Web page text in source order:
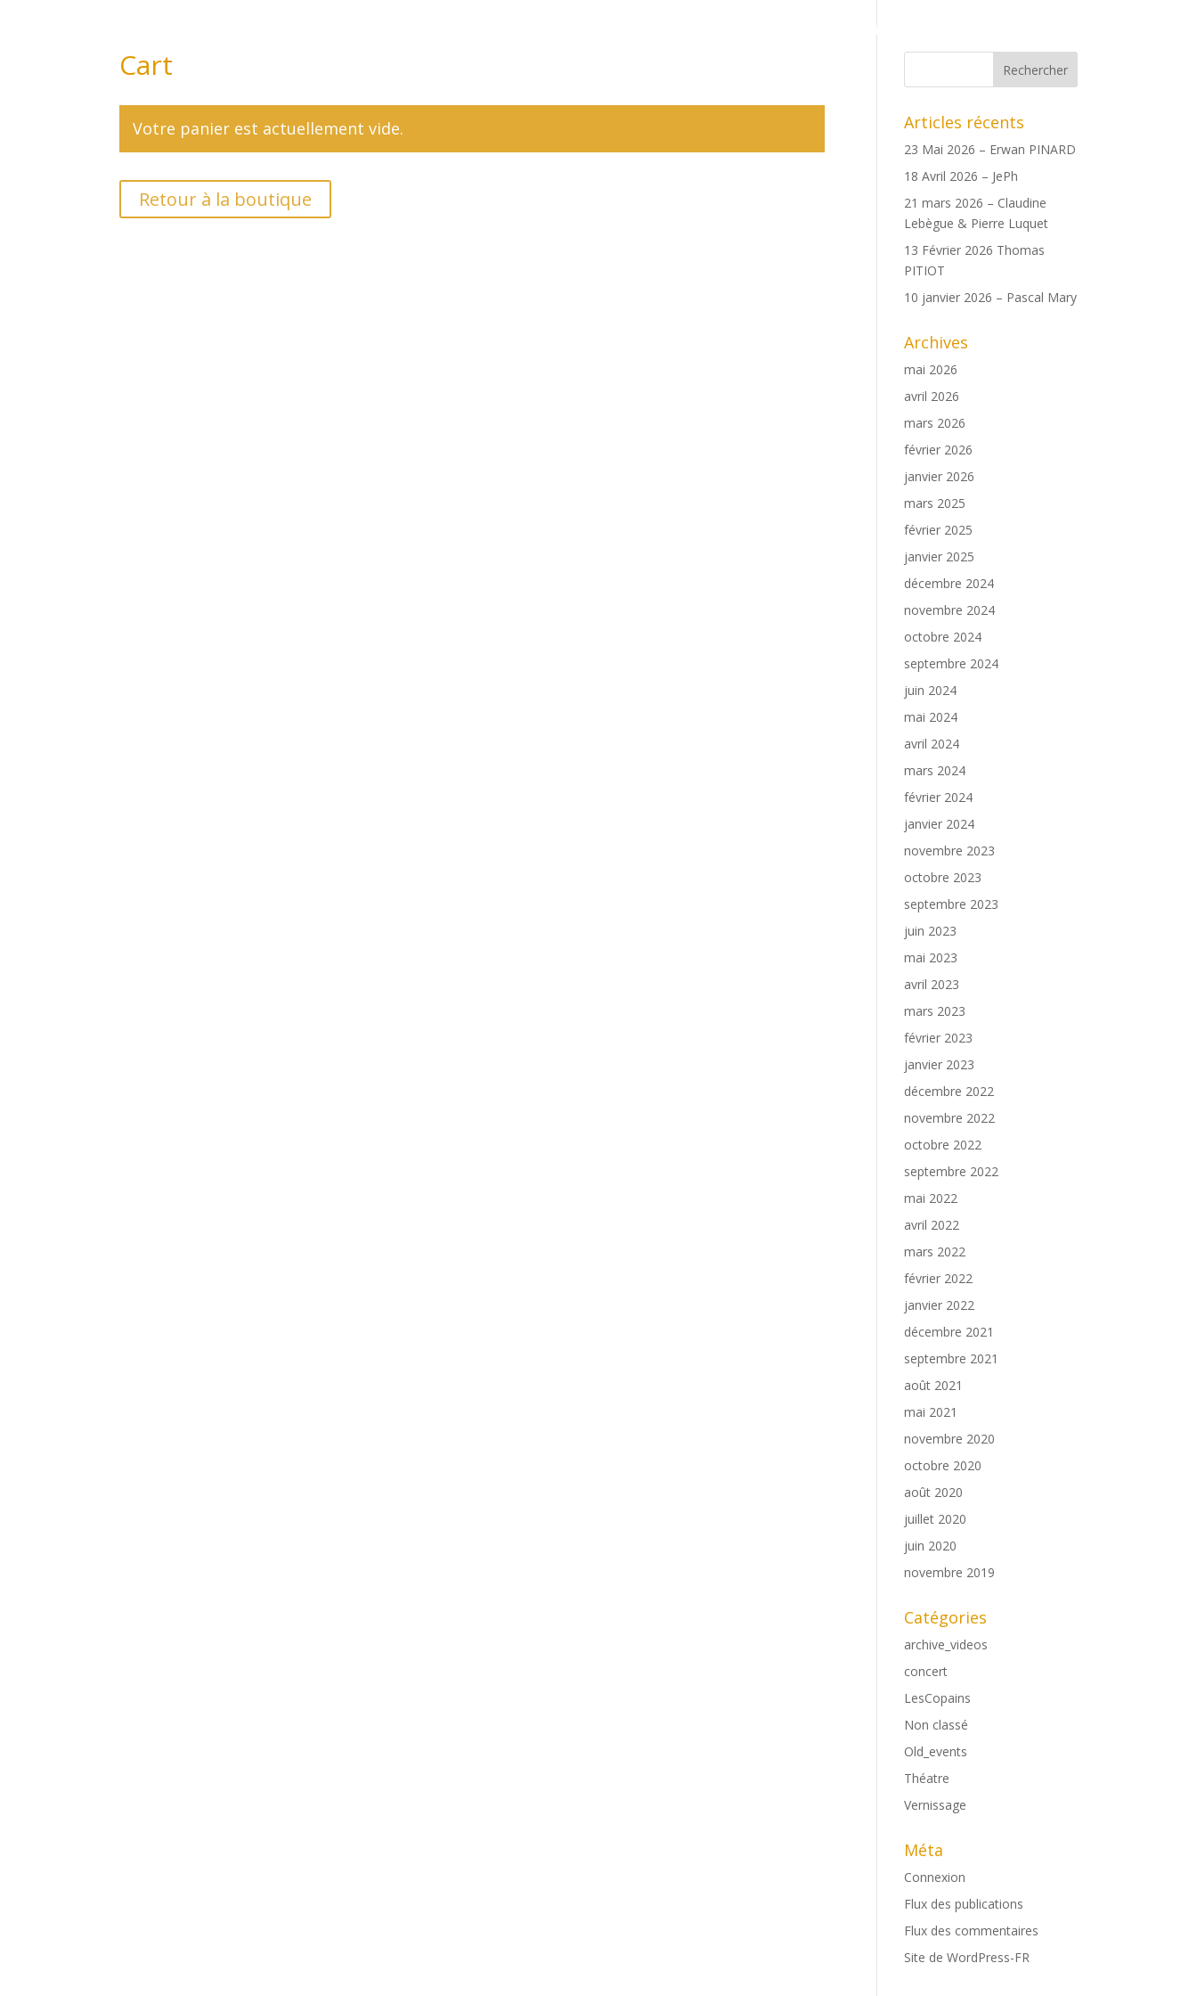
Boutique
Cart
Votre panier est actuellement vide.
Retour à la boutique
Articles récents
23 Mai 2026 – Erwan PINARD
18 Avril 2026 – JePh
21 mars 2026 – Claudine
Lebègue & Pierre Luquet
13 Février 2026 Thomas
PITIOT
10 janvier 2026 – Pascal Mary
Archives
mai 2026
avril 2026
mars 2026
février 2026
janvier 2026
mars 2025
février 2025
janvier 2025
décembre 2024
novembre 2024
octobre 2024
septembre 2024
juin 2024
mai 2024
avril 2024
mars 2024
février 2024
janvier 2024
novembre 2023
octobre 2023
septembre 2023
juin 2023
mai 2023
avril 2023
mars 2023
février 2023
janvier 2023
décembre 2022
novembre 2022
octobre 2022
septembre 2022
mai 2022
avril 2022
mars 2022
février 2022
janvier 2022
décembre 2021
septembre 2021
août 2021
mai 2021
novembre 2020
octobre 2020
août 2020
juillet 2020
juin 2020
novembre 2019
Catégories
archive_videos
concert
LesCopains
Non classé
Old_events
Théatre
Vernissage
Méta
Connexion
Flux des publications
Flux des commentaires
Site de WordPress-FR